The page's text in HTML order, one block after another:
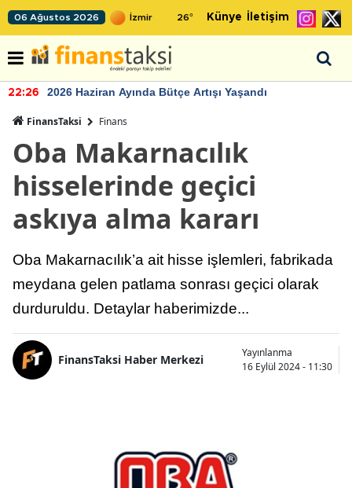
06 Ağustos 2026 26° Künye İletişim
22:26 2026 Haziran Ayında Bütçe Artışı Yaşandı
FinansTaksi Finans
Oba Makarnacılık
hisselerinde geçici
askıya alma kararı
Oba Makarnacılık’a ait hisse işlemleri, fabrikada
meydana gelen patlama sonrası geçici olarak
durduruldu. Detaylar haberimizde...
FinansTaksi Haber Merkezi
Yayınlanma
16 Eylül 2024 - 11:30